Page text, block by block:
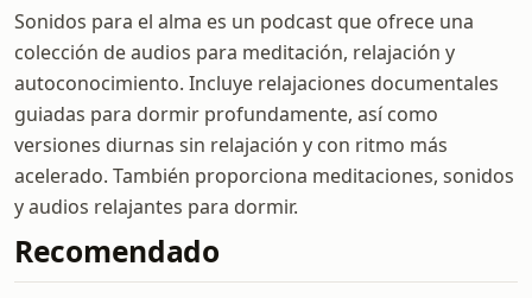
Sonidos para el alma es un podcast que ofrece una
colección de audios para meditación, relajación y
autoconocimiento. Incluye relajaciones documentales
guiadas para dormir profundamente, así como
versiones diurnas sin relajación y con ritmo más
acelerado. También proporciona meditaciones, sonidos
y audios relajantes para dormir.
Recomendado